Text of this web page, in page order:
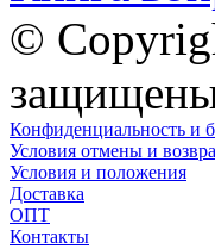
©
Конфиденциальность и
Условия отмены и
Условия и положения
Доставка
ОПТ
Контакты